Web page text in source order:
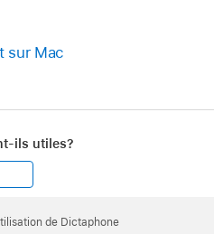
sur Mac
ils utiles?
de Dictaphone